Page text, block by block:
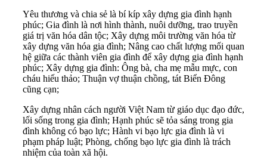
Yêu thương và chia sẻ là bí kíp xây dựng gia đình hạnh
phúc; Gia đình là nơi hình thành, nuôi dưỡng, trao truyền
giá trị văn hóa dân tộc; Xây dựng môi trường văn hóa từ
xây dựng văn hóa gia đình; Nâng cao chất lượng mối quan
hệ giữa các thành viên gia đình để xây dựng gia đình hạnh
phúc; Xây dựng gia đình: Ông bà, cha mẹ mẫu mực, con
cháu hiếu thảo; Thuận vợ thuận chồng, tát Biển Đông
cũng cạn;
Xây dựng nhân cách người Việt Nam từ giáo dục đạo đức,
lối sống trong gia đình; Hạnh phúc sẽ tỏa sáng trong gia
đình không có bạo lực; Hành vi bạo lực gia đình là vi
phạm pháp luật; Phòng, chống bạo lực gia đình là trách
nhiệm của toàn xã hội.